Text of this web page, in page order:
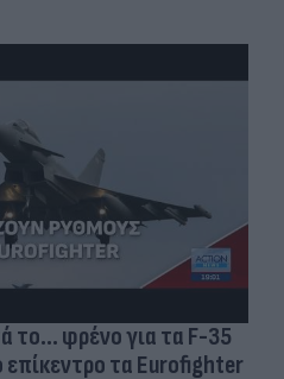
το... φρένο για τα F-35
επίκεντρο τα Eurofighter